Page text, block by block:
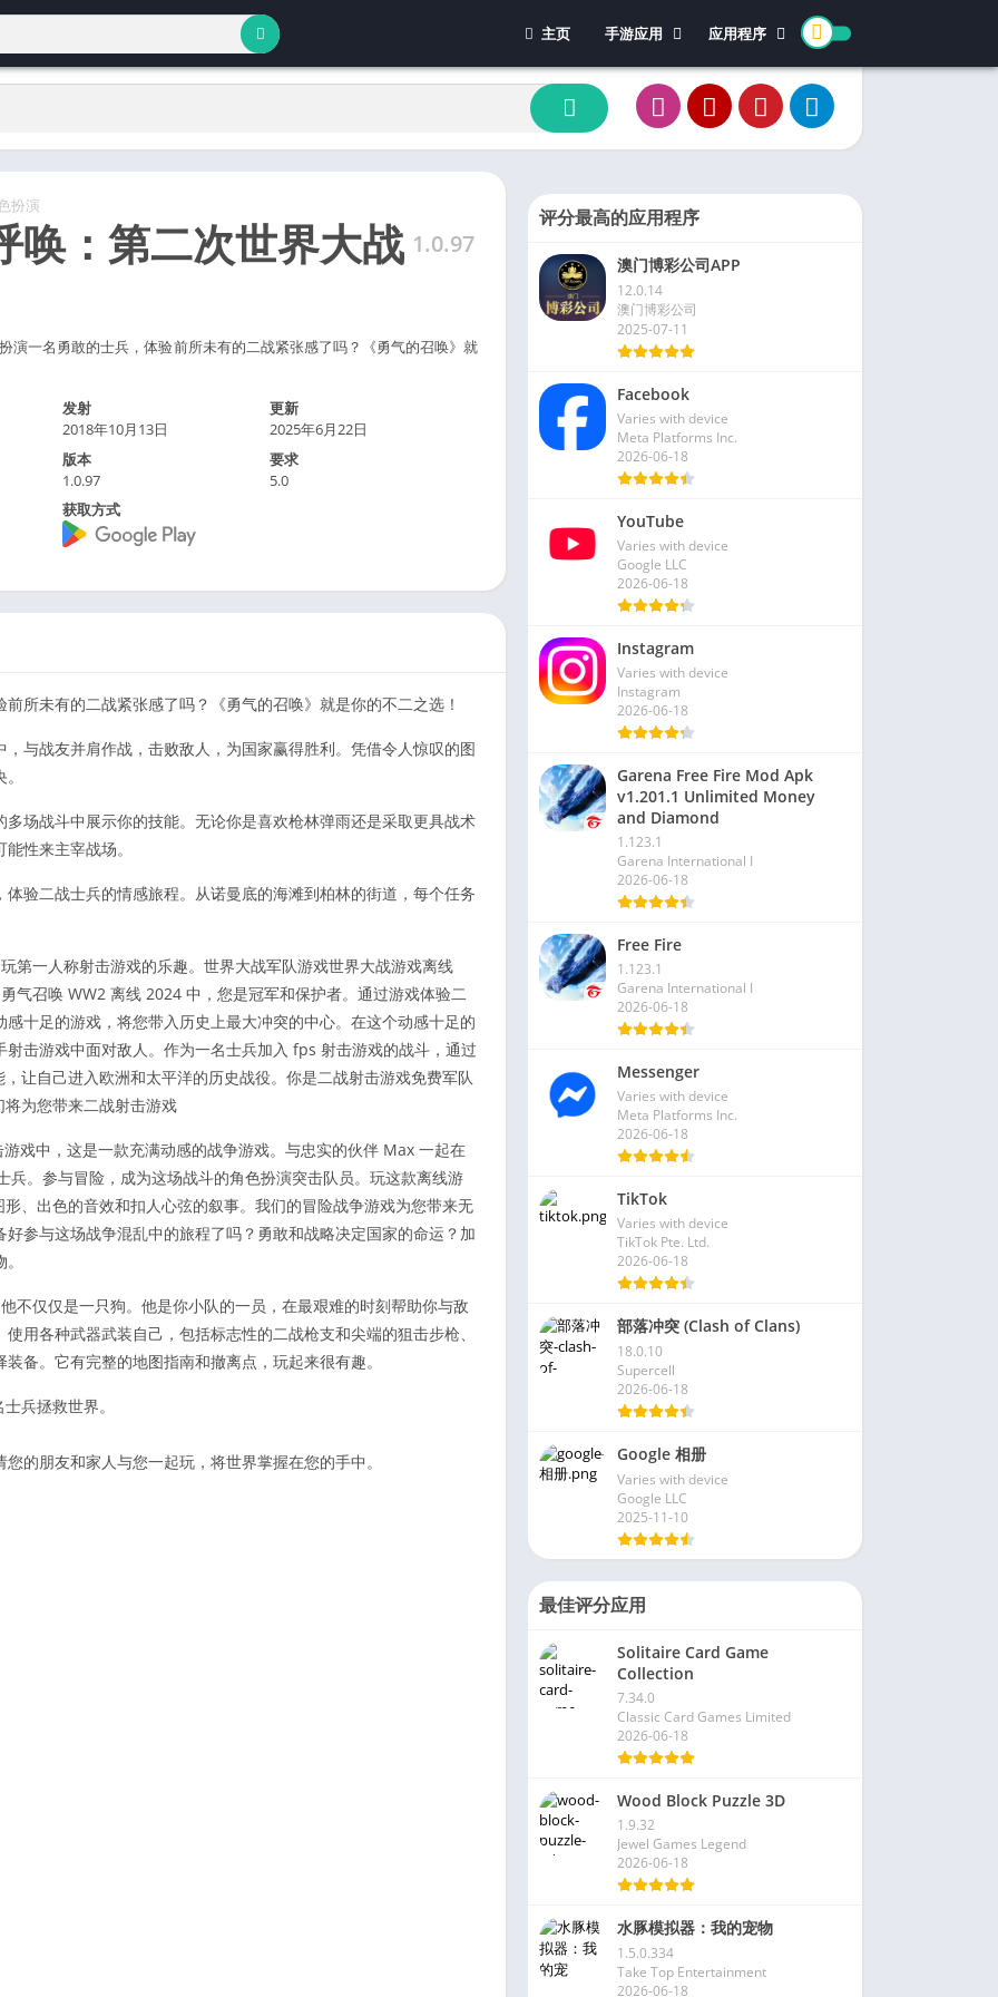
主页
手游应用
休闲游戏
冒险游戏
教育游戏
角色扮演
文字游戏
竞速游戏
策略游戏
应用程序
体育
办公
扮演
唤：第二次世界大战 1.0.97
演一名勇敢的士兵，体验前所未有的二战紧张感了吗？《勇气的召唤》就
发射
2018年10月13日
更新
2025年6月22日
版本
1.0.97
要求
5.0
获取方式
所未有的二战紧张感了吗？《勇气的召唤》就是你的不二之选！
与战友并肩作战，击败敌人，为国家赢得胜利。凭借令人惊叹的图
场战斗中展示你的技能。无论你是喜欢枪林弹雨还是采取更具战术
性来主宰战场。
验二战士兵的情感旅程。从诺曼底的海滩到柏林的街道，每个任务
第一人称射击游戏的乐趣。世界大战军队游戏世界大战游戏离线
气召唤 WW2 离线 2024 中，您是冠军和保护者。通过游戏体验二
十足的游戏，将您带入历史上最大冲突的中心。在这个动感十足的
击游戏中面对敌人。作为一名士兵加入 fps 射击游戏的战斗，通过
让自己进入欧洲和太平洋的历史战役。你是二战射击游戏免费军队
为您带来二战射击游戏
戏中，这是一款充满动感的战争游戏。与忠实的伙伴 Max 一起在
兵。参与冒险，成为这场战斗的角色扮演突击队员。玩这款离线游
、出色的音效和扣人心弦的叙事。我们的冒险战争游戏为您带来无
参与这场战争混乱中的旅程了吗？勇敢和战略决定国家的命运？加
不仅仅是一只狗。他是你小队的一员，在最艰难的时刻帮助你与敌
用各种武器武装自己，包括标志性的二战枪支和尖端的狙击步枪、
备。它有完整的地图指南和撤离点，玩起来很有趣。
兵拯救世界。
的朋友和家人与您一起玩，将世界掌握在您的手中。
评分最高的应用程序
澳门博彩公司APP
12.0.14
澳门博彩公司
2025-07-11
Facebook
Varies with device
Meta Platforms Inc.
2026-06-18
YouTube
Varies with device
Google LLC
2026-06-18
Instagram
Varies with device
Instagram
2026-06-18
Garena Free Fire Mod Apk
v1.201.1 Unlimited Money
and Diamond
1.123.1
Garena International I
2026-06-18
Free Fire
1.123.1
Garena International I
2026-06-18
Messenger
Varies with device
Meta Platforms Inc.
2026-06-18
TikTok
Varies with device
TikTok Pte. Ltd.
2026-06-18
部落冲突 (Clash of Clans)
18.0.10
Supercell
2026-06-18
Google 相册
Varies with device
Google LLC
2025-11-10
最佳评分应用
Solitaire Card Game
Collection
7.34.0
Classic Card Games Limited
2026-06-18
Wood Block Puzzle 3D
1.9.32
Jewel Games Legend
2026-06-18
水豚模拟器：我的宠物
1.5.0.334
Take Top Entertainment
2026-06-18